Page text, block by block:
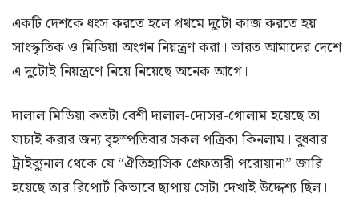
একটি দেশকে ধংস করতে হলে প্রথমে দুটো কাজ করতে হয়।
সাংস্কৃতিক ও মিডিয়া অংগন নিয়ন্ত্রণ করা। ভারত আমাদের দেশে
এ দুটোই নিয়ন্ত্রণে নিয়ে নিয়েছে অনেক আগে।
দালাল মিডিয়া কতটা বেশী দালাল-দোসর-গোলাম হয়েছে তা
যাচাই করার জন্য বৃহস্পতিবার সকল পত্রিকা কিনলাম। বুধবার
ট্রাইব্যুনাল থেকে যে “ঐতিহাসিক গ্রেফতারী পরোয়ানা” জারি
হয়েছে তার রিপোর্ট কিভাবে ছাপায় সেটা দেখাই উদ্দেশ্য ছিল।